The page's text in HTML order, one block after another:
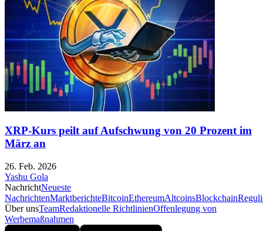
XRP-Kurs peilt auf Aufschwung von 20 Prozent im
März an
26. Feb. 2026
Yashu Gola
NachrichtNeueste
NachrichtenMarktberichteBitcoinEthereumAltcoinsBlockchain
Über unsTeamRedaktionelle RichtlinienOffenlegung von
Werbemaßnahmen